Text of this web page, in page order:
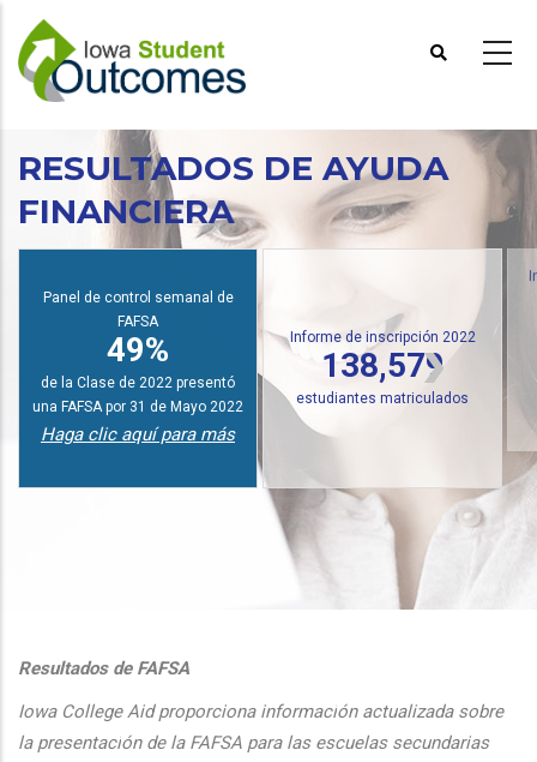
Pasar
contenido
principal
RESULTADOS DE AYUDA
FINANCIERA
Panel de control semanal de
FAFSA
49%
de la Clase de 2022 presentó
una FAFSA por 31 de Mayo 2022
Haga clic aquí para más
Informe de inscripción 2022
138,579
estudiantes matriculados
Resultados de FAFSA
Iowa College Aid proporciona información actualizada sobre
la presentación de la FAFSA para las escuelas secundarias